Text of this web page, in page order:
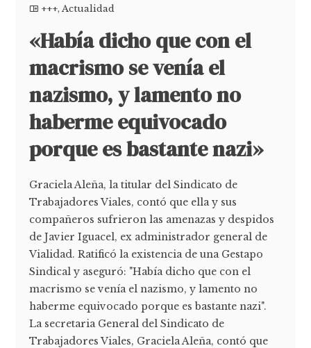
+++,Actualidad
«Había dicho que con el
macrismo se venía el
nazismo, y lamento no
haberme equivocado
porque es bastante nazi»
Graciela Aleña, la titular del Sindicato de
Trabajadores Viales, contó que ella y sus
compañeros sufrieron las amenazas y despidos
de Javier Iguacel, ex administrador general de
Vialidad. Ratificó la existencia de una Gestapo
Sindical y aseguró: "Había dicho que con el
macrismo se venía el nazismo, y lamento no
haberme equivocado porque es bastante nazi".
La secretaria General del Sindicato de
Trabajadores Viales, Graciela Aleña, contó que